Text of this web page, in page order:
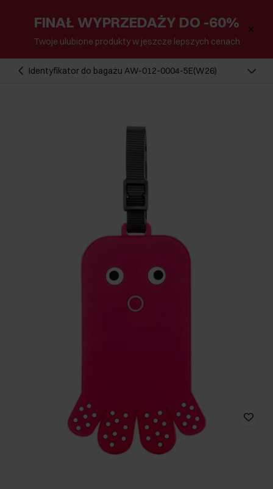
FINAŁ WYPRZEDAŻY DO -60%
Twoje ulubione produkty w jeszcze lepszych cenach
Identyfikator do bagażu AW-012-0004-5E(W26)